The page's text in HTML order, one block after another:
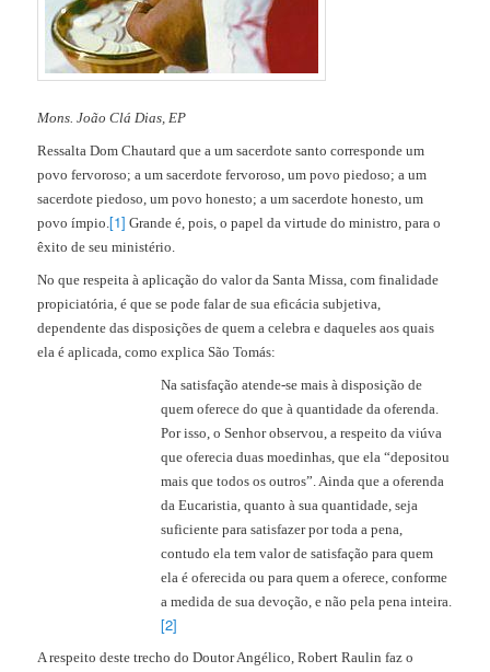
Mons. João Clá Dias, EP
Ressalta Dom Chautard que a um sacerdote santo corresponde um
povo fervoroso; a um sacerdote fervoroso, um povo piedoso; a um
sacerdote piedoso, um povo honesto; a um sacerdote honesto, um
povo ímpio.[1] Grande é, pois, o papel da virtude do ministro, para o
êxito de seu ministério.
No que respeita à aplicação do valor da Santa Missa, com finalidade
propiciatória, é que se pode falar de sua eficácia subjetiva,
dependente das disposições de quem a celebra e daqueles aos quais
ela é aplicada, como explica São Tomás:
Na satisfação atende-se mais à disposição de
quem oferece do que à quantidade da oferenda.
Por isso, o Senhor observou, a respeito da viúva
que oferecia duas moedinhas, que ela “depositou
mais que todos os outros”. Ainda que a oferenda
da Eucaristia, quanto à sua quantidade, seja
suficiente para satisfazer por toda a pena,
contudo ela tem valor de satisfação para quem
ela é oferecida ou para quem a oferece, conforme
a medida de sua devoção, e não pela pena inteira.
[2]
A respeito deste trecho do Doutor Angélico, Robert Raulin faz o